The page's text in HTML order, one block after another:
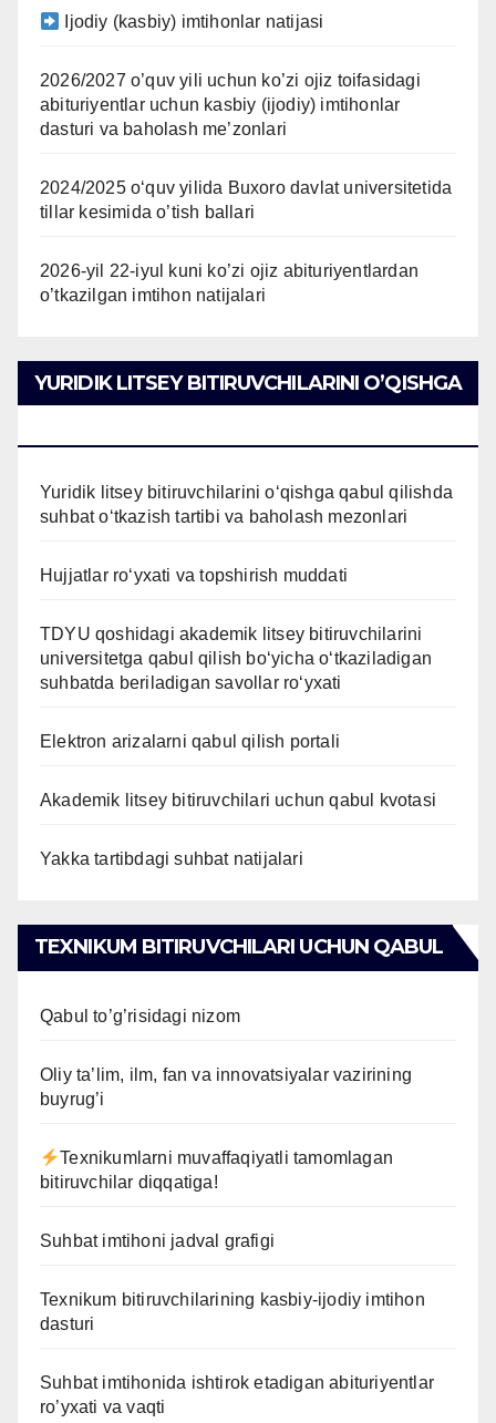
Ijodiy (kasbiy) imtihonlar natijasi
2026/2027 o’quv yili uchun ko’zi ojiz toifasidagi
abituriyentlar uchun kasbiy (ijodiy) imtihonlar
dasturi va baholash me’zonlari
2024/2025 oʻquv yilida Buxoro davlat universitetida
tillar kesimida o’tish ballari
2026-yil 22-iyul kuni ko’zi ojiz abituriyentlardan
o’tkazilgan imtihon natijalari
YURIDIK LITSEY BITIRUVCHILARINI O’QISHGA
Yuridik litsey bitiruvchilarini o‘qishga qabul qilishda
suhbat o‘tkazish tartibi va baholash mezonlari
Hujjatlar ro‘yxati va topshirish muddati
TDYU qoshidagi akademik litsey bitiruvchilarini
universitetga qabul qilish bo‘yicha o‘tkaziladigan
suhbatda beriladigan savollar ro‘yxati
Elektron arizalarni qabul qilish portali
Akademik litsey bitiruvchilari uchun qabul kvotasi
Yakka tartibdagi suhbat natijalari
TEXNIKUM BITIRUVCHILARI UCHUN QABUL
Qabul to’g’risidagi nizom
Oliy ta’lim, ilm, fan va innovatsiyalar vazirining
buyrug’i
Texnikumlarni muvaffaqiyatli tamomlagan
bitiruvchilar diqqatiga!
Suhbat imtihoni jadval grafigi
Texnikum bitiruvchilarining kasbiy-ijodiy imtihon
dasturi
Suhbat imtihonida ishtirok etadigan abituriyentlar
ro’yxati va vaqti